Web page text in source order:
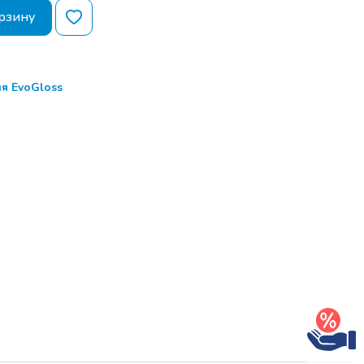
EvoGloss